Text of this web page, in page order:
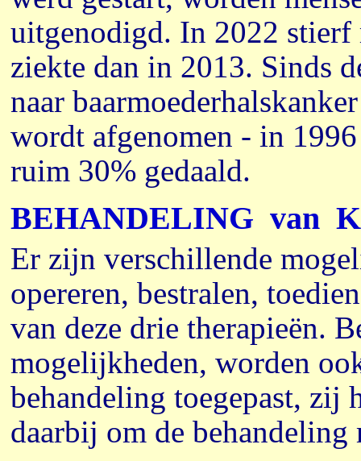
uitgenodigd. In 2022 stierf
ziekte dan in 2013. Sinds
naar
wordt afgenomen - in
ruim 30% gedaald.
BEHANDELING van
Er zijn verschillende
opereren, bestralen,
van deze drie therapieën.
mogelijkheden, worden
behandeling toegepast, zij
daarbij om de behandeling